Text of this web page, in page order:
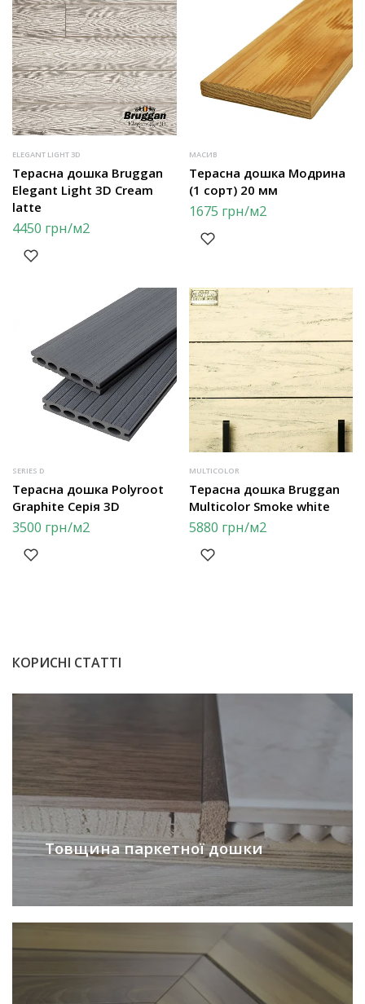
ELEGANT LIGHT 3D
Терасна дошка Bruggan
Elegant Light 3D Cream
latte
4450 грн/м2
МАСИВ
Терасна дошка Модрина
(1 сорт) 20 мм
1675 грн/м2
SERIES D
Терасна дошка Polyroot
Graphite Серія 3D
3500 грн/м2
MULTICOLOR
Терасна дошка Bruggan
Multicolor Smoke white
5880 грн/м2
КОРИСНІ СТАТТІ
Товщина паркетної дошки